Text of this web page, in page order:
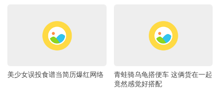
美少女误投食谱当简历爆红网络
青蛙骑乌龟搭便车 这俩货在一起
竟然感觉好搭配